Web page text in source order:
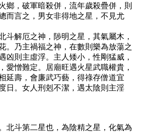
鄉，破軍暗殺併，流年歲殺疊併，則
而言之，男女非得地之星，不見尤
斗解厄之神，陟明之星，其氣屬木，
。乃主禍福之神，在數則樂為放蕩之
凶則主虛浮。主人矮小，性剛猛威，
愛憎難定。居廟旺遇火星武職權貴，
延壽，會廉武巧藝，得祿存僧道宜
日。女人刑剋不潔，遇太陰則主淫
北斗第二星也，為陰精之星，化氣為